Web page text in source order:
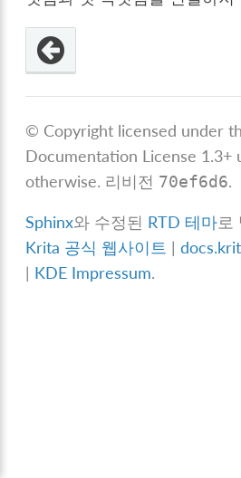
© Copyright licensed under
Documentation License 1.3+
otherwise. 리비전 70ef6d6.
Sphinx와 수정된 RTD 테마로
Krita 공식 웹사이트 |
| KDE Impressum.